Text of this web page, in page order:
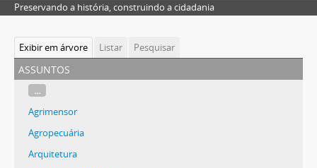
Preservando a história, construindo a cidadania
Exibir em árvore Listar Pesquisar
assuntos
...
Agrimensor
Agropecuária
Arquitetura